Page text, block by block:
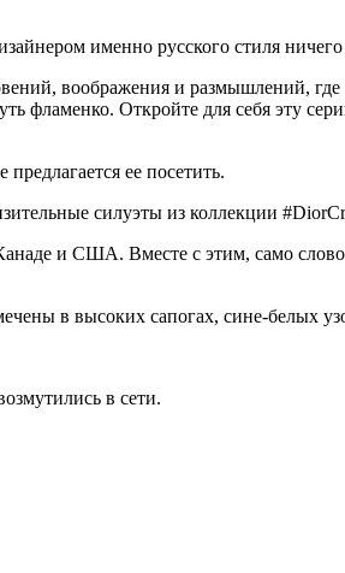
именно русского стиля
воображения и размышлений, где
фламенко. Откройте для себя эту
ее посетить.
силуэты из коллекции
и США. Вместе с этим, само
в высоких сапогах, сине-белых
в сети.